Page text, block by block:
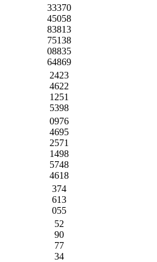
33370
45058
83813
75138
08835
64869
2423
4622
1251
5398
0976
4695
2571
1498
5748
4618
374
613
055
52
90
77
34